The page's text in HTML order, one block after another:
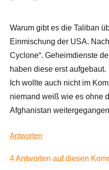
Warum gibt es die Taliban
Einmischung der USA.
Cyclone“. Geheimdienste
haben diese erst aufgebaut.
Ich wollte auch nicht im
niemand weiß wie es ohne
Afghanistan
Antworten
4 Antworten auf diesen